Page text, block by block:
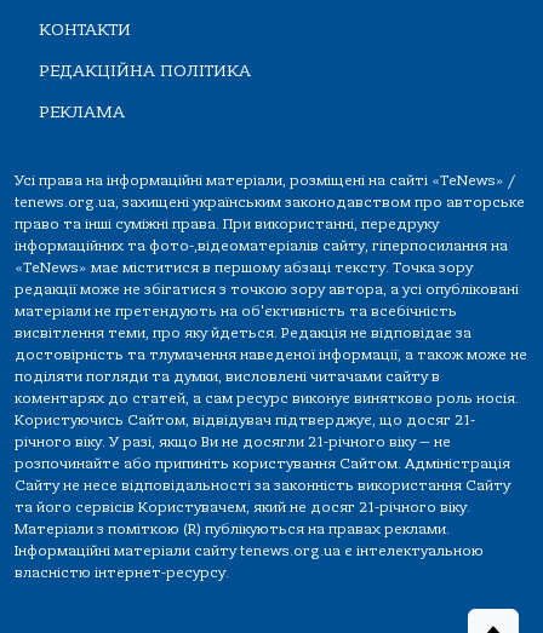
КОНТАКТИ
РЕДАКЦІЙНА ПОЛІТИКА
РЕКЛАМА
Усі права на інформаційні матеріали, розміщені на сайті «TeNews» /
tenews.org.ua, захищені українським законодавством про авторське
право та інші суміжні права. При використанні, передруку
інформаційних та фото-,відеоматеріалів сайту, гіперпосилання на
«TeNews» має міститися в першому абзаці тексту. Точка зору
редакції може не збігатися з точкою зору автора, а усі опубліковані
матеріали не претендують на об'єктивність та всебічність
висвітлення теми, про яку йдеться. Редакція не відповідає за
достовірність та тлумачення наведеної інформації, а також може не
поділяти погляди та думки, висловлені читачами сайту в
коментарях до статей, а сам ресурс виконує винятково роль носія.
Користуючись Сайтом, відвідувач підтверджує, що досяг 21-
річного віку. У разі, якщо Ви не досягли 21-річного віку — не
розпочинайте або припиніть користування Сайтом. Адміністрація
Сайту не несе відповідальності за законність використання Сайту
та його сервісів Користувачем, який не досяг 21-річного віку.
Матеріали з поміткою (R) публікуються на правах реклами.
Інформаційні матеріали сайту tenews.org.ua є інтелектуальною
власністю інтернет-ресурсу.